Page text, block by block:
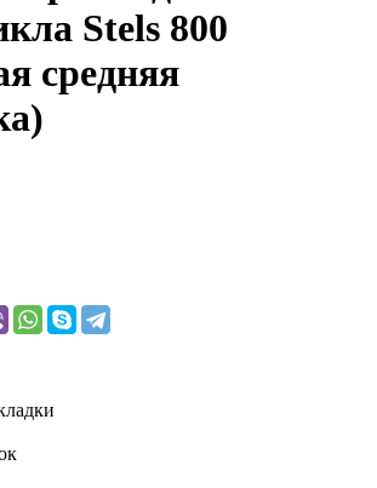
Stels 800
средняя